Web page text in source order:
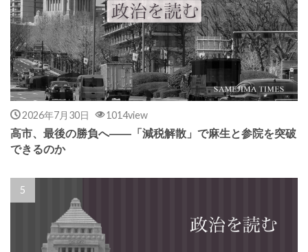
2026年7月30日 1014view
高市、最後の勝負へ――「減税解散」で麻生と参院を突破
できるのか